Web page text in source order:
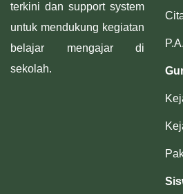
terkini dan support system
untuk mendukung kegiatan
belajar mengajar di
sekolah.